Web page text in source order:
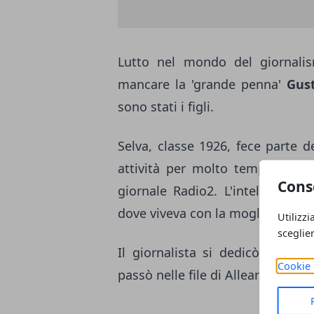
Cookie
Lutto nel mondo del
mancare la 'grande penna'
sono stati i figli.
Selva, classe 1926, fece parte
attività per molto tempo in
giornale Radio2.
dove viveva con la moglie.
Il giornalista si dedicò anche
passò nelle file di Alleanza